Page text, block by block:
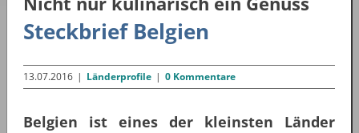
Steckbrief Belgien
13.07.2016 | Länderprofile | 0 Kommentare
Belgien ist eines der kleinsten Länder